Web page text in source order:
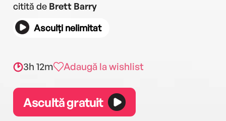
citită de Brett Barry
Asculți nelimitat
3h 12m Adaugă la wishlist
Ascultă gratuit